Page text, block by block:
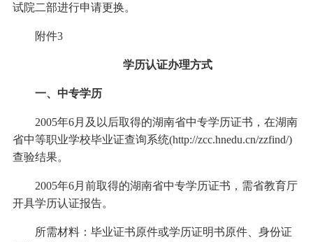
试院二部进行申请更换。
附件3
学历认证办理方式
一、中专学历
2005年6月及以后取得的湖南省中专学历证书，在湖南
省中等职业学校毕业证查询系统(http://zcc.hnedu.cn/zzfind/)
查验结果。
2005年6月前取得的湖南省中专学历证书，需省教育厅
开具学历认证报告。
所需材料：毕业证书原件或学历证明书原件、身份证